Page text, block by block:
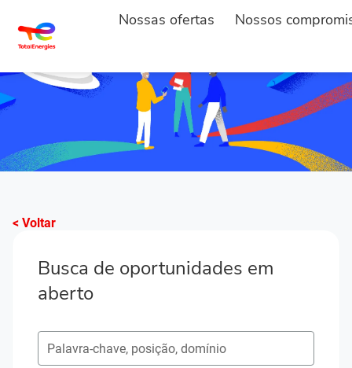
Nossas ofertas Nossos
< Voltar
Busca de oportunidades em
aberto
Pesquisar postos em aberto